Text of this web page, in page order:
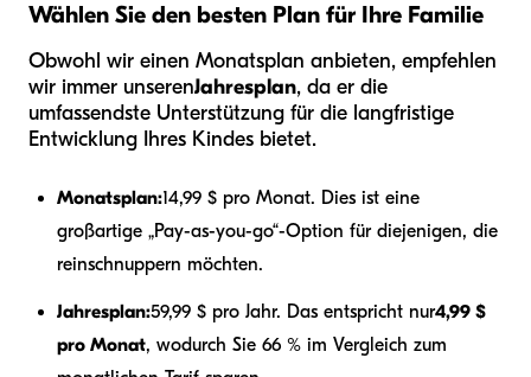
Wählen Sie den besten Plan für Ihre Familie
Obwohl wir einen Monatsplan anbieten, empfehlen
wir immer unserenJahresplan, da er die
umfassendste Unterstützung für die langfristige
Entwicklung Ihres Kindes bietet.
Monatsplan:14,99 $ pro Monat. Dies ist eine
großartige „Pay-as-you-go“-Option für diejenigen, die
reinschnuppern möchten.
Jahresplan:59,99 $ pro Jahr. Das entspricht nur4,99 $
pro Monat, wodurch Sie 66 % im Vergleich zum